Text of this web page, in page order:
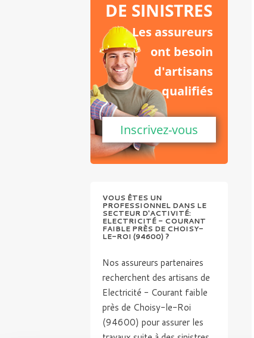
DE SINISTRES
Les assureurs
ont besoin
d'artisans
qualifiés
Inscrivez-vous
VOUS ÊTES UN
PROFESSIONNEL DANS LE
SECTEUR D'ACTIVITÉ:
ELECTRICITÉ - COURANT
FAIBLE PRÈS DE CHOISY-
LE-ROI (94600) ?
Nos assureurs partenaires
recherchent des artisans de
Electricité - Courant faible
près de Choisy-le-Roi
(94600) pour assurer les